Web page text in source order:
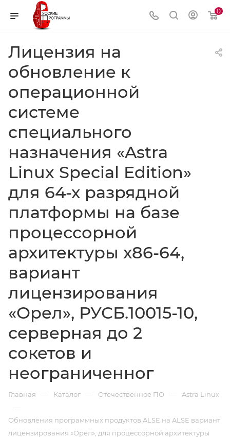
0
Лицензия на
обновление к
операционной
системе
специального
назначения «Astra
Linux Special Edition»
для 64-х разрядной
платформы на базе
процессорной
архитектуры х86-64,
вариант
лицензирования
«Орел», РУСБ.10015-10,
серверная до 2
сокетов и
неограниченног
Главная — Каталог — Отечественное ПО — Astra Linux
—
Обновления программных продуктов ALSE на ALSE вариант
лицензирования «Орел», для процессорной архитектуры